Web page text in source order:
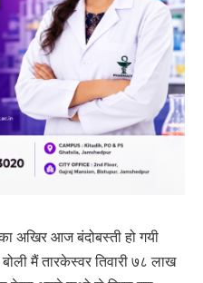
अखिर आज बंदोबस्ती हो गयी
मैं तारकेस्वर तिवारी ७८ लाख